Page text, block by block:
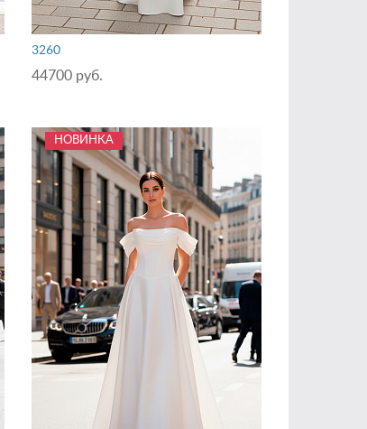
3260
44700 руб.
НОВИНКА